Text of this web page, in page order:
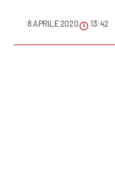
Meteo
8 APRILE 2020 13:42